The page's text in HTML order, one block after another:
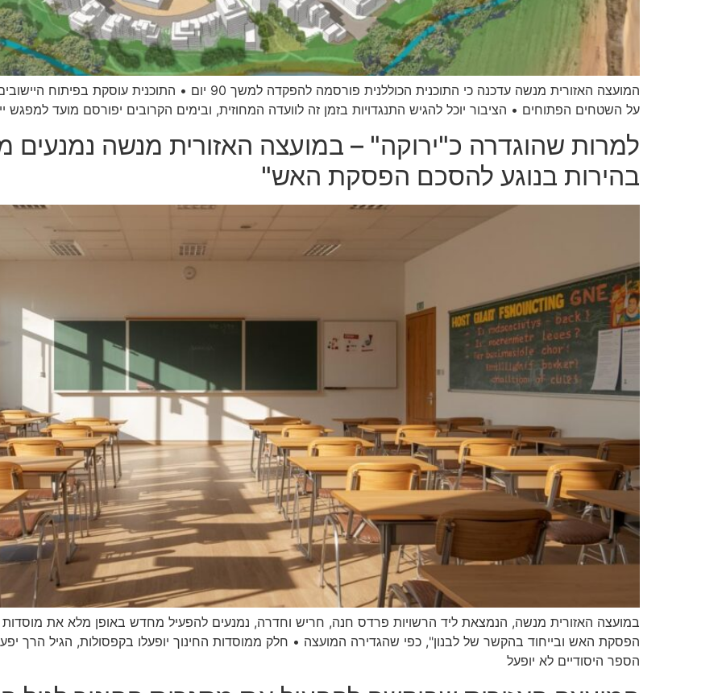
המועצה האזורית מנשה עדכנה כי התוכנית הכוללנית פורסמה להפקדה
על השטחים הפתוחים • הציבור יוכל להגיש התנגדויות בזמן זה לוועדה המחוזית, ובימים הקרובים יפורסם מועד למפגש
למרות שהוגדרה כ"ירוקה" – במועצה האזורית מנשה נמנעים
בהירות בנוגע להסכם הפסקת האש"
במועצה האזורית מנשה, הנמצאת ליד הרשויות פרדס חנה, חריש וחדרה, נמנעים להפעיל מחדש באופן מלא את מוסדות
הפסקת האש ובייחוד בהקשר של לבנון", כפי שהגדירה המועצה • חלק ממוסדות החינוך יופעלו בקפסולות, הגיל הרך
הספר היסודיים לא יופעל